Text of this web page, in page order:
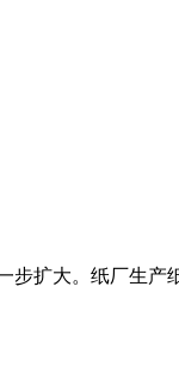
步扩大。纸厂生产